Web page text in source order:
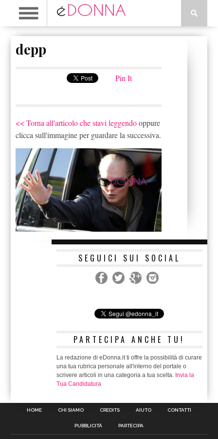
depp
Pin It
<< Torna all'articolo che stavi leggendooppure
clicca sull'immagine per guardare la successiva.
SEGUICI SUI SOCIAL
PARTECIPA ANCHE TU!
La redazione di eDonna.it ti offre la possibilità di curare
una tua rubrica personale all'interno del portale o
scrivere articoli in una categoria a tua scelta. Invia la
Tua Candidatura
HOME CHI SIAMO CREDITS AIUTO CONTATTI
PUBBLICITÀ PARTECIPA